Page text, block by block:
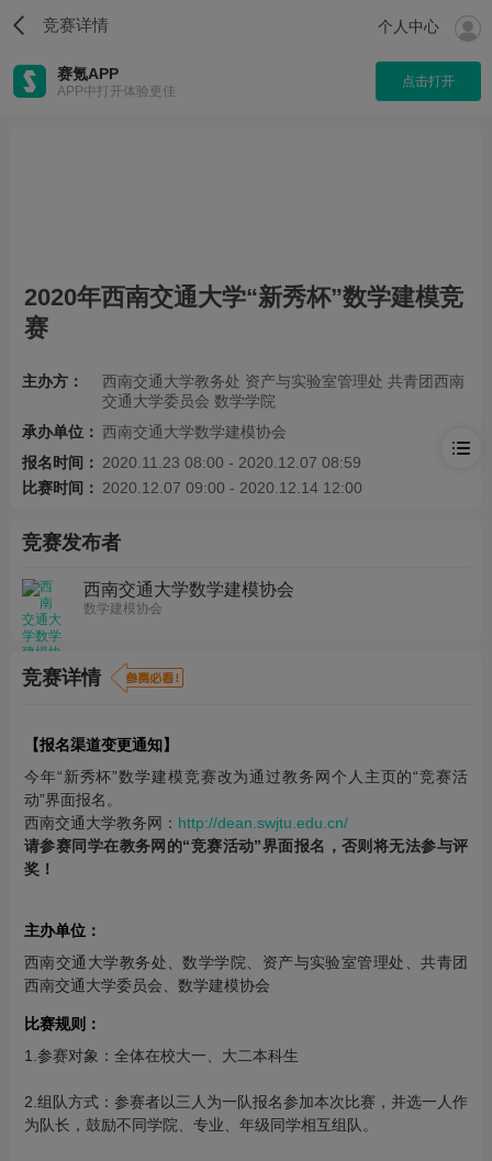
竞赛详情 个人中心
赛氪APP
APP中打开体验更佳
点击打开
2020年西南交通大学“新秀杯”数学建模竞
赛
主办方：
西南交通大学教务处 资产与实验室管理处 共青团西南
交通大学委员会 数学学院
承办单位： 西南交通大学数学建模协会
报名时间： 2020.11.23 08:00 - 2020.12.07 08:59
比赛时间： 2020.12.07 09:00 - 2020.12.14 12:00
竞赛发布者
西南交通大学数学建模协会
数学建模协会
竞赛详情
【报名渠道变更通知】
今年“新秀杯”数学建模竞赛改为通过教务网个人主页的“竞赛活
动”界面报名。
西南交通大学教务网： http://dean.swjtu.edu.cn/
请参赛同学在教务网的“竞赛活动”界面报名，否则将无法参与评
奖！
主办单位：
西南交通大学教务处、数学学院、资产与实验室管理处、共青团
西南交通大学委员会、数学建模协会
比赛规则：
1.参赛对象：全体在校大一、大二本科生
2.组队方式：参赛者以三人为一队报名参加本次比赛，并选一人作
为队长，鼓励不同学院、专业、年级同学相互组队。